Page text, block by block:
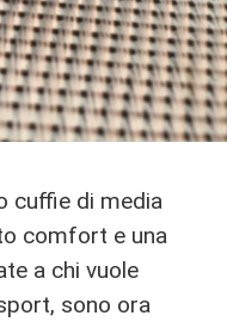
cuffie di media
comfort e una
a chi vuole
sono ora